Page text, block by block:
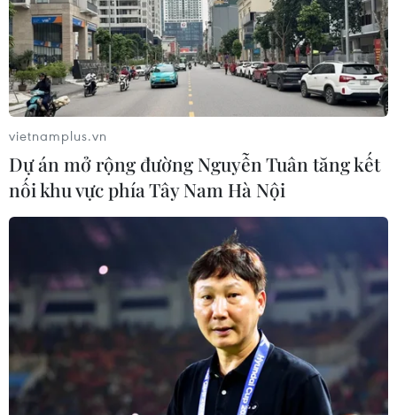
Ba Lan đề xuất EU nên cấm nhập khẩu
một số nông sản Ukraine
20/04/2023 13:57
Bộ trưởng Nông nghiệp Ba Lan cho rằng nhiều loại
nông sản của Ukraine như sữa, thịt gia cầm và các loại
thực phẩm khác nên được đưa vào danh sách cấm
nhập khẩu tạm thời của Liên minh châu Âu (EU).
vietnamplus.vn
Dự án mở rộng đường Nguyễn Tuân tăng kết
nối khu vực phía Tây Nam Hà Nội